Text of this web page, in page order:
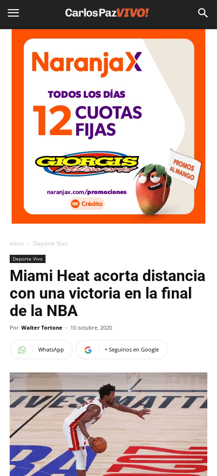
Inicio Deporte Vivo
Deporte Vivo
Miami Heat acorta distancia
con una victoria en la final
de la NBA
Por Walter Tortone - 10 octubre, 2020
WhatsApp + Seguinos en Google